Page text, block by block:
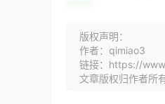
势软件】对用户购
3. 制造业
版权声明：
作者：qimiao3
链接：https://
文章版权归作者所